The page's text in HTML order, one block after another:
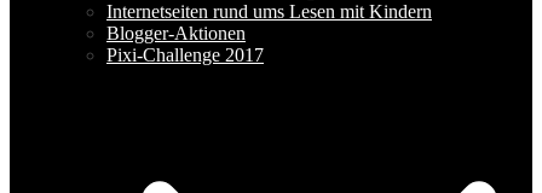
Internetseiten rund ums Lesen mit Kindern
Blogger-Aktionen
Pixi-Challenge 2017